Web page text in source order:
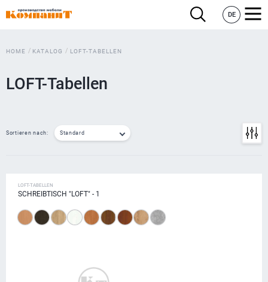
DE
HOME KATALOG LOFT-TABELLEN
LOFT-Tabellen
Sortieren nach: Standard
LOFT-TABELLEN
SCHREIBTISCH "LOFT" - 1